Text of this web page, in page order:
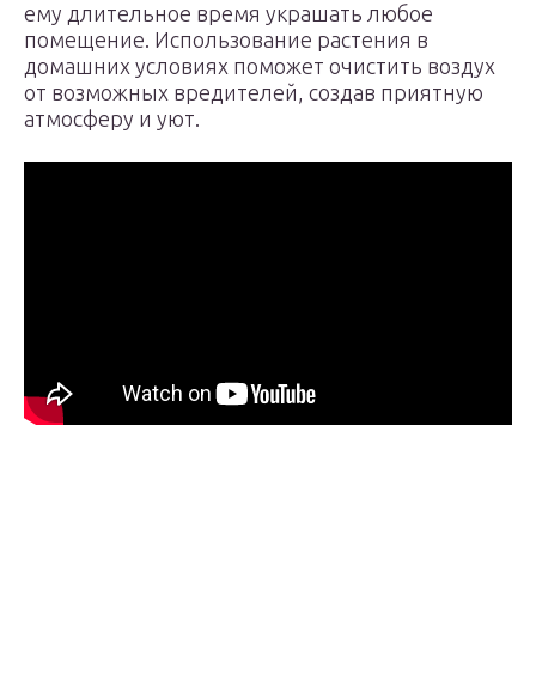
ему длительное время украшать любое
помещение. Использование растения в
домашних условиях поможет очистить воздух
от возможных вредителей, создав приятную
атмосферу и уют.